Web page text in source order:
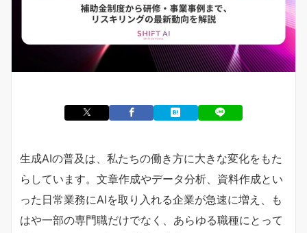
生成AIの普及は、私たちの働き方に大きな変化をもた
らしています。文章作成やデータ分析、資料作成とい
った日常業務にAIを取り入れる企業が急速に増え、も
はや一部の専門職だけでなく、あらゆる職種にとって